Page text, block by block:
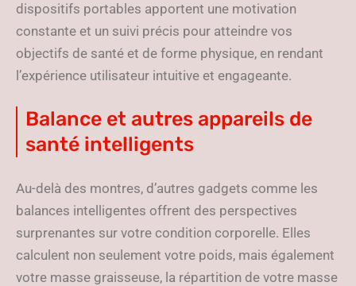
dispositifs portables apportent une motivation
constante et un suivi précis pour atteindre vos
objectifs de santé et de forme physique, en rendant
l’expérience utilisateur intuitive et engageante.
Balance et autres appareils de
santé intelligents
Au-delà des montres, d’autres gadgets comme les
balances intelligentes offrent des perspectives
surprenantes sur votre condition corporelle. Elles
calculent non seulement votre poids, mais également
votre masse graisseuse, la répartition de votre masse